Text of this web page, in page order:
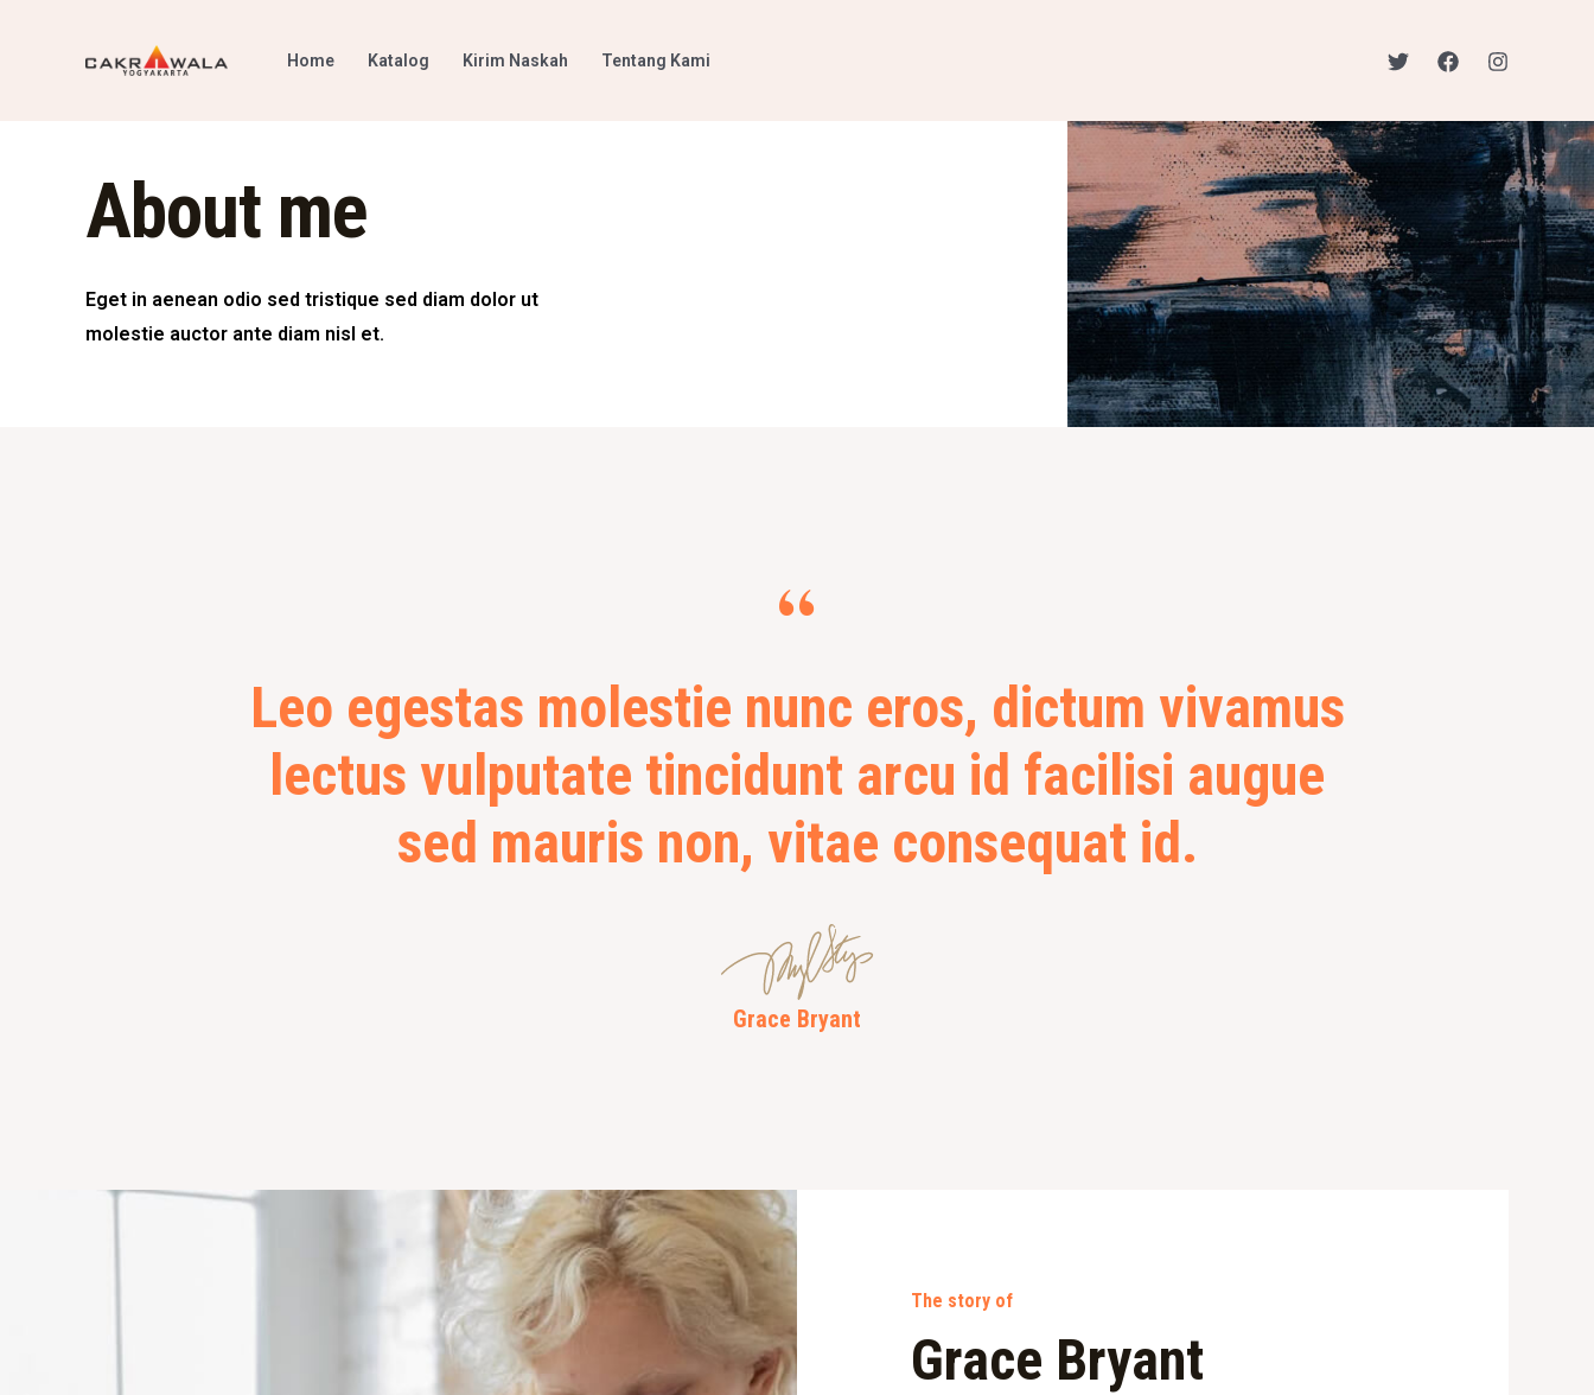
Home Katalog Kirim Naskah Tentang Kami
About me
Eget in aenean odio sed tristique sed diam dolor ut
molestie auctor ante diam nisl et.
“
Leo egestas molestie nunc eros, dictum vivamus
lectus vulputate tincidunt arcu id facilisi augue
sed mauris non, vitae consequat id.
Grace Bryant
The story of
Grace Bryant